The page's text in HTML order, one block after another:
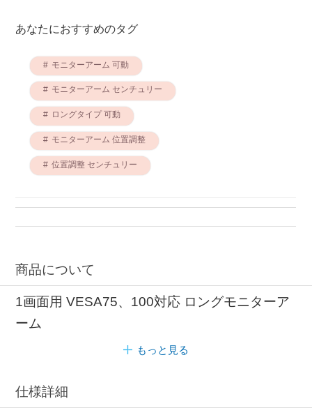
あなたにおすすめのタグ
モニターアーム 可動
モニターアーム センチュリー
ロングタイプ 可動
モニターアーム 位置調整
位置調整 センチュリー
商品について
1画面用 VESA75、100対応 ロングモニターア
ーム
もっと見る
仕様詳細